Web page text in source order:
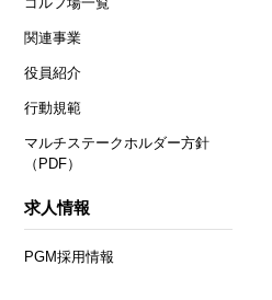
関連事業
役員紹介
行動規範
マルチステークホルダー方針
（PDF）
求人情報
PGM採用情報